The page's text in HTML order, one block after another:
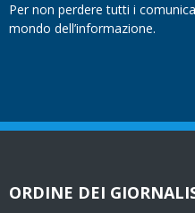
Per non perdere tutti i
mondo dell’informazione.
ORDINE DEI